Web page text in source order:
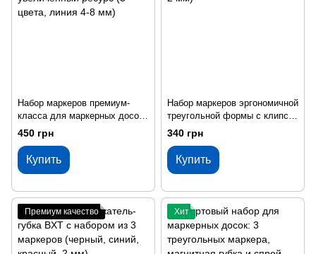
Набор маркеров премиум-
класса для маркерных досок
XL, увеличенный ресурс (3
цвета, линия 4-8 мм)
450 грн
Купить
Набор маркеров эргономичной
треугольной формы с клипсой
(3 цвета, 2 мм)
340 грн
Купить
Премиум качество Хит